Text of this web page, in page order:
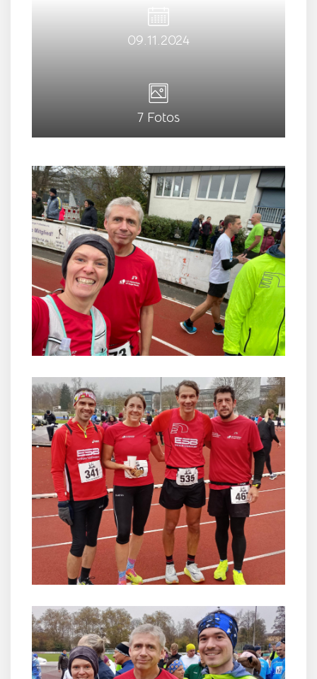
09.11.2024
7 Fotos